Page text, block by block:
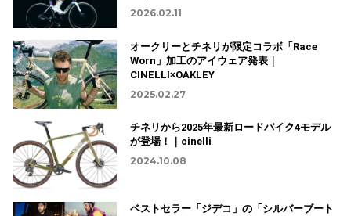
2026.02.11
オークリーとチネリが限定コラボ「Race
Worn」加工のアイウェア発表｜
CINELLI×OAKLEY
2025.02.27
チネリから2025年最新ロードバイク4モデル
が登場！｜cinelli
2024.10.08
ベストセラー「ジデコ」の「シルバーブート